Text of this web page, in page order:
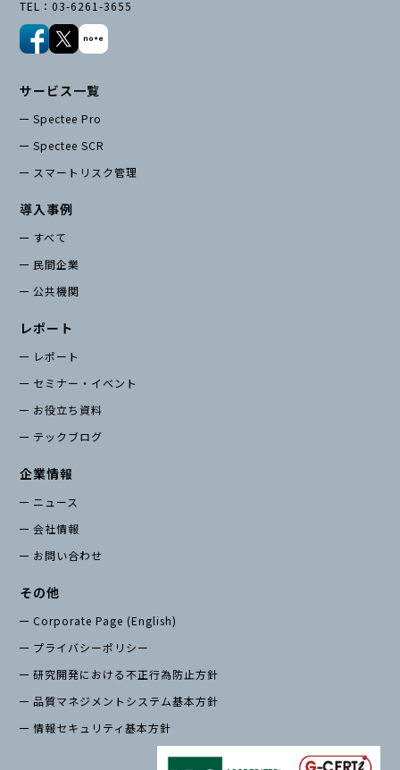
TEL：03-6261-3655
サービス一覧
Spectee Pro
Spectee SCR
スマートリスク管理
導入事例
すべて
民間企業
公共機関
レポート
レポート
セミナー・イベント
お役立ち資料
テックブログ
企業情報
ニュース
会社情報
お問い合わせ
その他
Corporate Page (English)
プライバシーポリシー
研究開発における不正行為防止方針
品質マネジメントシステム基本方針
情報セキュリティ基本方針